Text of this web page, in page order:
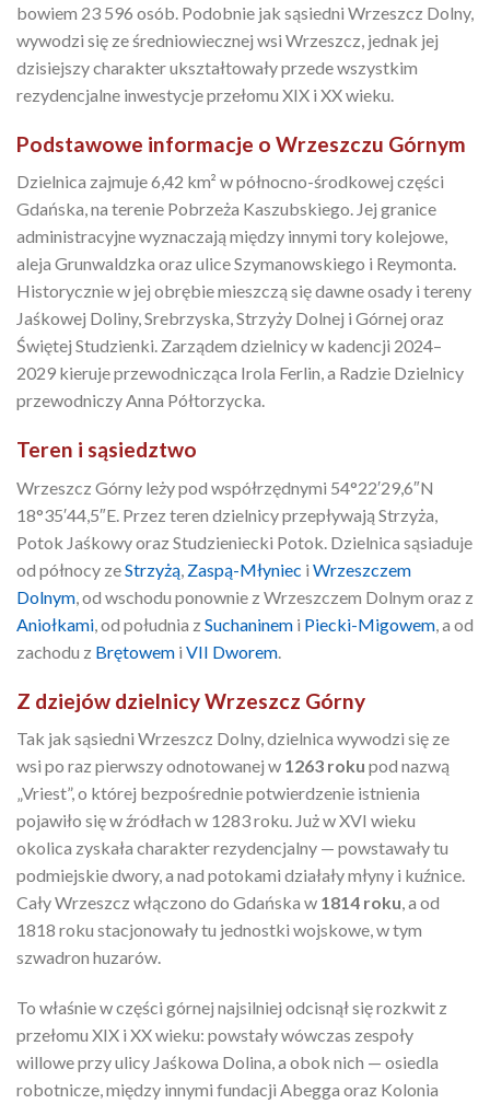
bowiem 23 596 osób. Podobnie jak sąsiedni Wrzeszcz Dolny,
wywodzi się ze średniowiecznej wsi Wrzeszcz, jednak jej
dzisiejszy charakter ukształtowały przede wszystkim
rezydencjalne inwestycje przełomu XIX i XX wieku.
Podstawowe informacje o Wrzeszczu Górnym
Dzielnica zajmuje 6,42 km² w północno-środkowej części
Gdańska, na terenie Pobrzeża Kaszubskiego. Jej granice
administracyjne wyznaczają między innymi tory kolejowe,
aleja Grunwaldzka oraz ulice Szymanowskiego i Reymonta.
Historycznie w jej obrębie mieszczą się dawne osady i tereny
Jaśkowej Doliny, Srebrzyska, Strzyży Dolnej i Górnej oraz
Świętej Studzienki. Zarządem dzielnicy w kadencji 2024–
2029 kieruje przewodnicząca Irola Ferlin, a Radzie Dzielnicy
przewodniczy Anna Półtorzycka.
Teren i sąsiedztwo
Wrzeszcz Górny leży pod współrzędnymi 54°22′29,6″N
18°35′44,5″E. Przez teren dzielnicy przepływają Strzyża,
Potok Jaśkowy oraz Studzieniecki Potok. Dzielnica sąsiaduje
od północy zeStrzyżą Zaspą-Młyniec i Wrzeszczem
Dolnym , od wschodu ponownie z Wrzeszczem Dolnym oraz z
Aniołkami , od południa z Suchaninem i Piecki-Migowem , a od
zachodu z Brętowem i VII Dworem
Z dziejów dzielnicy Wrzeszcz Górny
Tak jak sąsiedni Wrzeszcz Dolny, dzielnica wywodzi się ze
wsi po raz pierwszy odnotowanej w 1263 roku pod nazwą
„Vriest”, o której bezpośrednie potwierdzenie istnienia
pojawiło się w źródłach w 1283 roku. Już w XVI wieku
okolica zyskała charakter rezydencjalny — powstawały tu
podmiejskie dwory, a nad potokami działały młyny i kuźnice.
Cały Wrzeszcz włączono do Gdańska w 1814 roku, a od
1818 roku stacjonowały tu jednostki wojskowe, w tym
szwadron huzarów.
To właśnie w części górnej najsilniej odcisnął się rozkwit z
przełomu XIX i XX wieku: powstały wówczas zespoły
willowe przy ulicy Jaśkowa Dolina, a obok nich — osiedla
robotnicze, między innymi fundacji Abegga oraz Kolonia